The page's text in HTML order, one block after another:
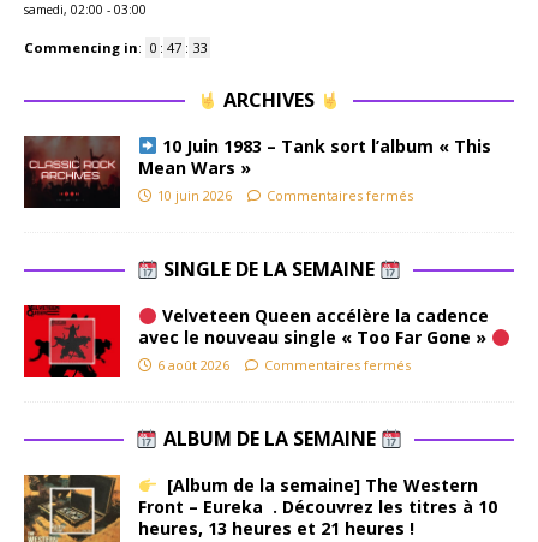
samedi, 02:00 - 03:00
Commencing in: 0 : 47 : 32
ARCHIVES
10 Juin 1983 – Tank sort l’album « This
Mean Wars »
10 juin 2026 Commentaires fermés
SINGLE DE LA SEMAINE
Velveteen Queen accélère la cadence
avec le nouveau single « Too Far Gone »
6 août 2026 Commentaires fermés
ALBUM DE LA SEMAINE
[Album de la semaine] The Western
Front – Eureka . Découvrez les titres à 10
heures, 13 heures et 21 heures !